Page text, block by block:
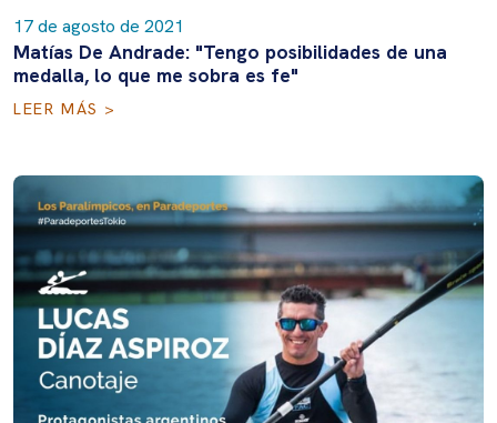
17 de agosto de 2021
Matías De Andrade: "Tengo posibilidades de una
medalla, lo que me sobra es fe"
LEER MÁS >